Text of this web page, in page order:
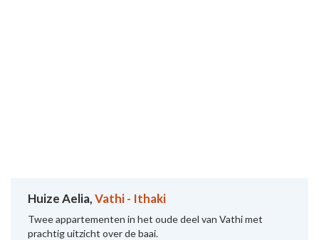
Huize Aelia,Vathi - Ithaki
Twee appartementen in het oude deel van Vathi met
prachtig uitzicht over de baai.